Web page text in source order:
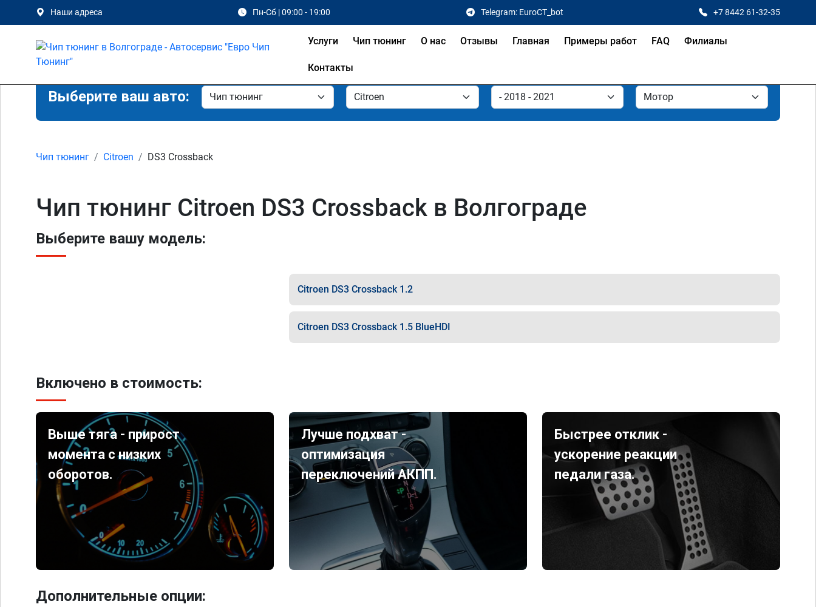
Наши адреса Пн-Сб | 09:00 - 19:00 Telegram: EuroCT_bot +7 8442 61-32-35
Услуги Чип тюнинг О нас Отзывы Главная Примеры работ FAQ Филиалы
Контакты
Выберите ваш авто:
Чип тюнинг Citroen DS3 Crossback
Чип тюнинг Citroen DS3 Crossback в Волгограде
Выберите вашу модель:
Citroen DS3 Crossback 1.2
Citroen DS3 Crossback 1.5 BlueHDI
Включено в стоимость:
Выше тяга - прирост
момента с низких
оборотов.
Лучше подхват -
оптимизация
переключений АКПП.
Быстрее отклик -
ускорение реакции
педали газа.
Дополнительные опции: